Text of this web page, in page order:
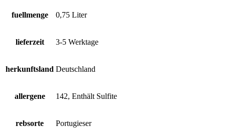
fuellmenge 0,75 Liter
lieferzeit 3-5 Werktage
herkunftsland Deutschland
allergene 142, Enthält Sulfite
rebsorte Portugieser